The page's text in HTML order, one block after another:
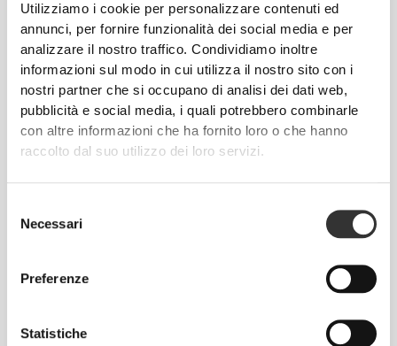
Utilizziamo i cookie per personalizzare contenuti ed
annunci, per fornire funzionalità dei social media e per
analizzare il nostro traffico. Condividiamo inoltre
informazioni sul modo in cui utilizza il nostro sito con i
nostri partner che si occupano di analisi dei dati web,
pubblicità e social media, i quali potrebbero combinarle
con altre informazioni che ha fornito loro o che hanno
raccolto dal suo utilizzo dei loro servizi.
delNecessari
Preferenze
Statistiche
DIMENSIONI
Altezza:35 cm
Larghezza:
53 cm
Profondità:20 cm